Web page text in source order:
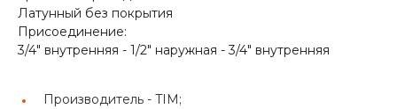
Латунный без покрытия
Присоединение:
3/4" внутренняя - 1/2" наружная - 3/4" внутренняя
Производитель - TIM;